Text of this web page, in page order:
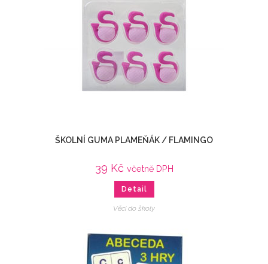
ŠKOLNÍ GUMA PLAMEŇÁK / FLAMINGO
39 Kč včetně DPH
Detail
Věci do školy